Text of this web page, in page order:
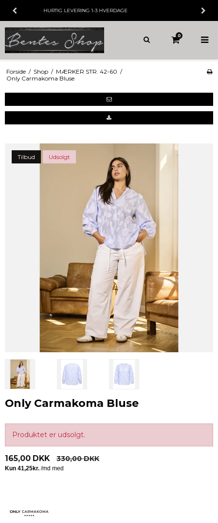
30 DAGESFORTRYDELSESRET
0
Forside / Shop / MÆRKER STR. 42-60 /
Only Carmakoma Bluse
Tilbud Udsolgt
Only Carmakoma Bluse
Produktet er udsolgt.
165,00 DKK 330,00 DKK